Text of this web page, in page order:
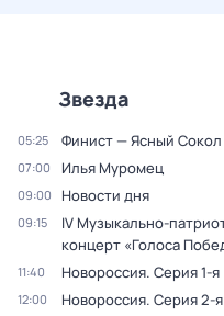
Звезда
05:25 Финист — Ясный Сокол
07:00 Илья Муромец
09:00 Новости дня
09:15
IV Музыкально-
концерт «Голоса
11:40 Новороссия. Серия 1-я
12:00 Новороссия. Серия 2-я